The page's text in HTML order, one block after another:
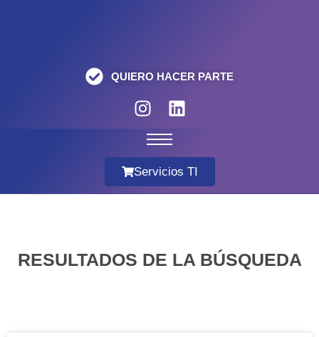
QUIERO HACER PARTE
Servicios TI
RESULTADOS DE LA BÚSQUEDA